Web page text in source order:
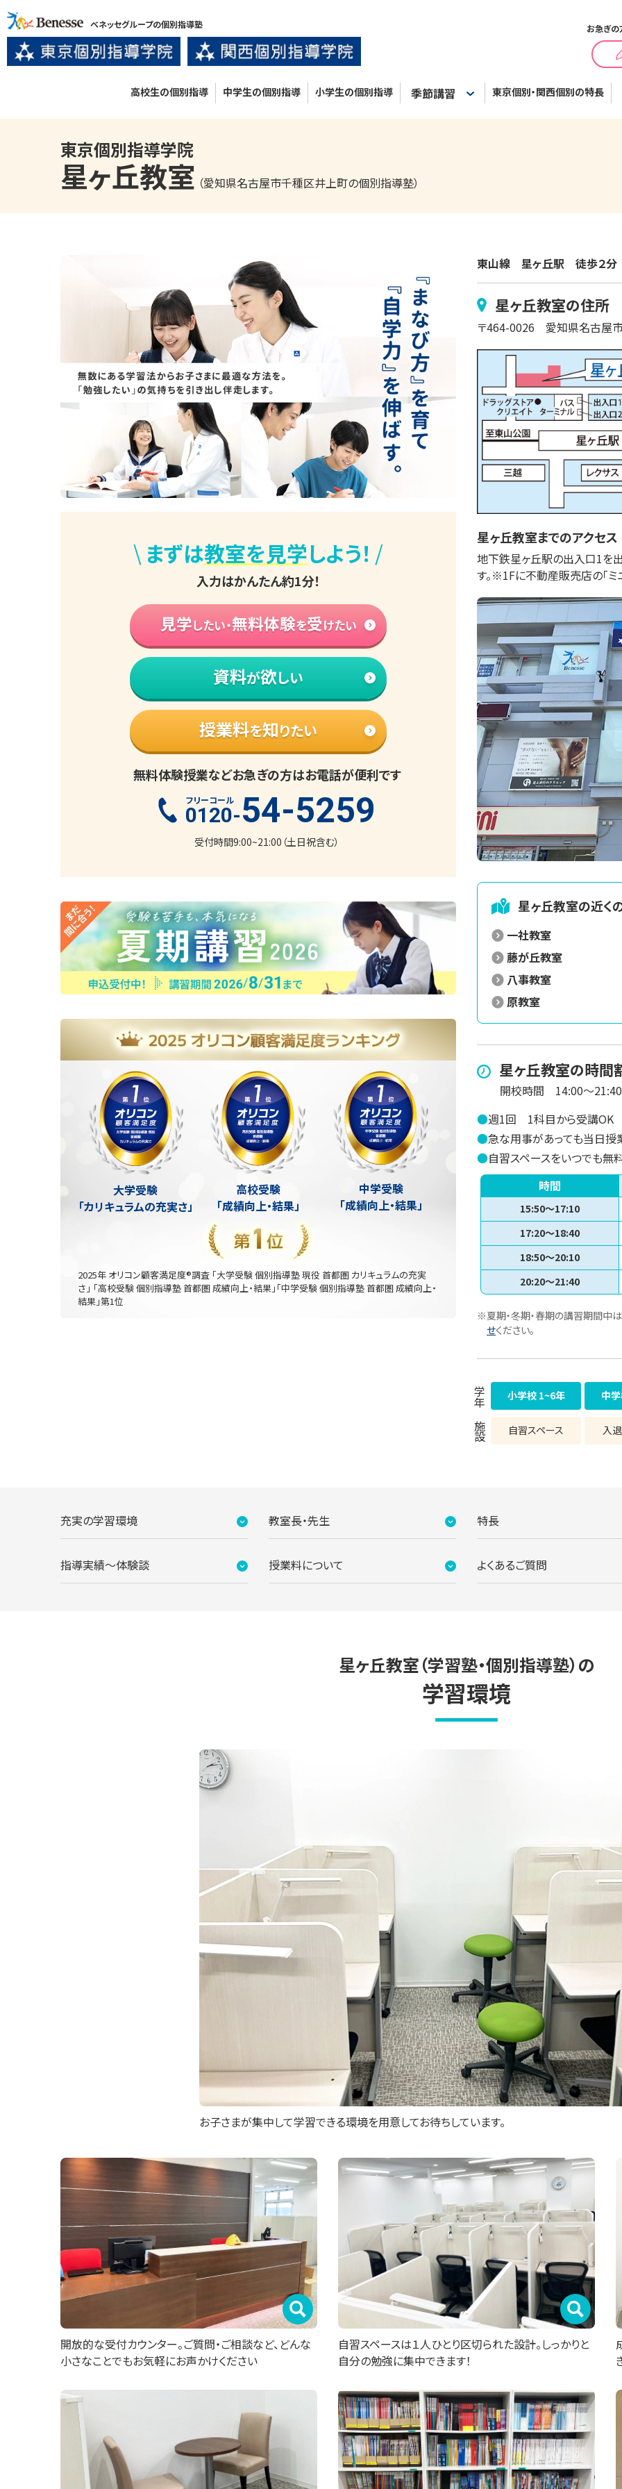
ベネッセグループの個別指導塾 お急ぎ
高校生の個別指導 中学生の個別指導 小学生の個別指導 季節講習 東京個別・関西個別の特長
東京個別指導学院
星ヶ丘教室 （愛知県名古屋市千種区井上町の個別指導塾）
\ まずは教室を見学しよう！ /
入力はかんたん約1分！
見学したい・無料体験を受けたい
資料が欲しい
授業料を知りたい
無料体験授業などお急ぎの方はお電話が便利です
フリーコール
0120-54-5259
受付時間9:00~21:00（土日祝含む）
大学受験
「カリキュラムの充実さ」
高校受験
「成績向上・結果」
中学受験
「成績向上・結果」
2025年 オリコン顧客満足度®調査 「大学受験 個別指導塾 現役 首都圏 カリキュラムの充実
さ」 「高校受験 個別指導塾 首都圏 成績向上・結果」「中学受験 個別指導塾 首都圏 成績向上・
結果」第1位
東山線　星ヶ丘駅　徒歩２分
星ヶ丘教室の住所
〒464-0026 愛知県名古屋
星ヶ丘教室までのアクセス
地下鉄星ヶ丘駅の出入口1を
す。※1Fに不動産販売店の「ミ
星ヶ丘教室の近く
一社教室
藤が丘教室
八事教室
原教室
星ヶ丘教室の時間
開校時間
14:00～21:40
●週1回
1科目から受講OK
●急な用事があっても当日
●自習スペースをいつでも無
時間
15:50～17:10
17:20～18:40
18:50～20:10
20:20～21:40
※夏期・冬期・春期の講習期間中は
せください。
学年 小学校 1~6年 中
施設 自習スペース 入
充実の学習環境 教室長・先生 特長
指導実績〜体験談 授業料について よくあるご質問
星ヶ丘教室（学習塾・個別指導塾）の
学習環境
お子さまが集中して学習できる環境を用意してお待ちしています。
開放的な受付カウンター。ご質問・ご相談など、どんな
小さなことでもお気軽にお声かけください
自習スペースは１人ひとり区切られた設計。しっかりと
自分の勉強に集中できます！